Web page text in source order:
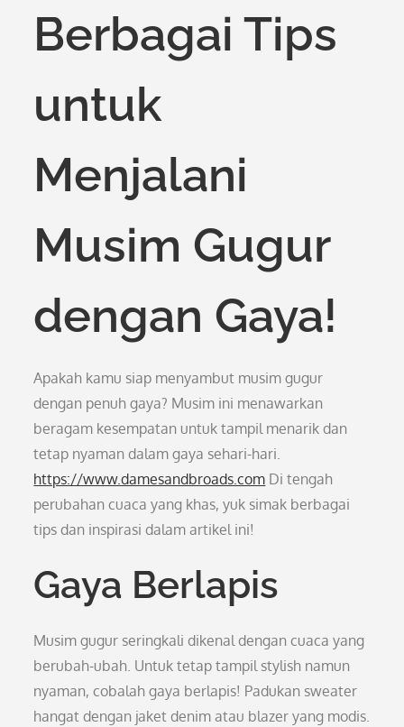
Berbagai Tips
untuk
Menjalani
Musim Gugur
dengan Gaya!
Apakah kamu siap menyambut musim gugur
dengan penuh gaya? Musim ini menawarkan
beragam kesempatan untuk tampil menarik dan
tetap nyaman dalam gaya sehari-hari.
https://www.damesandbroads.com Di tengah
perubahan cuaca yang khas, yuk simak berbagai
tips dan inspirasi dalam artikel ini!
Gaya Berlapis
Musim gugur seringkali dikenal dengan cuaca yang
berubah-ubah. Untuk tetap tampil stylish namun
nyaman, cobalah gaya berlapis! Padukan sweater
hangat dengan jaket denim atau blazer yang modis.